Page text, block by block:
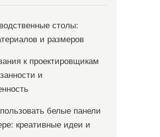
столы:
и размеров
к проектировщикам
и
белые панели
креативные идеи и